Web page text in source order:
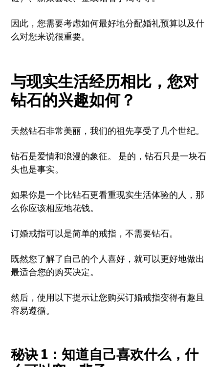
因此，您需要考虑如何最好地分配婚礼预算以及什
么对您来说很重要。
与现实生活经历相比，您对
钻石的兴趣如何？
天然钻石非常美丽，我们的祖先享受了几个世纪。
钻石是爱情和浪漫的象征。 是的，钻石只是一块石
头也是事实。
如果你是一个比钻石更看重现实生活体验的人，那
么你应该相应地花钱。
订婚戒指可以是简单的戒指，不需要钻石。
既然您了解了自己的个人喜好，就可以更好地做出
最适合您的购买决定。
然后，使用以下提示让您购买订婚戒指变得有趣且
容易遵循。
秘诀 1：知道自己喜欢什么，什